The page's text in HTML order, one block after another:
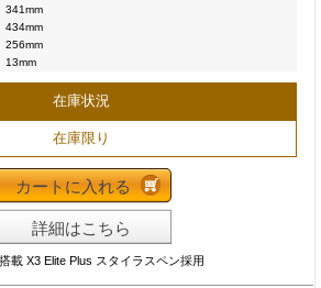
341mm
434mm
256mm
13mm
在庫状況
在庫限り
カートに入れる
詳細はこちら
載 X3 Elite Plus スタイラスペン採用